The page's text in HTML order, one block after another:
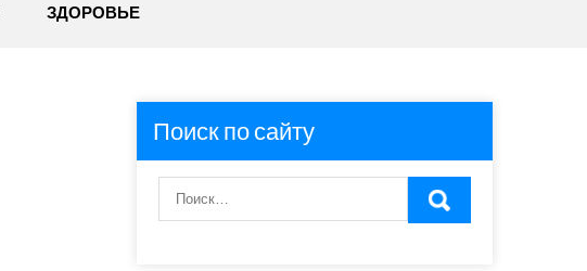
ЗДОРОВЬЕ
Поиск по сайту